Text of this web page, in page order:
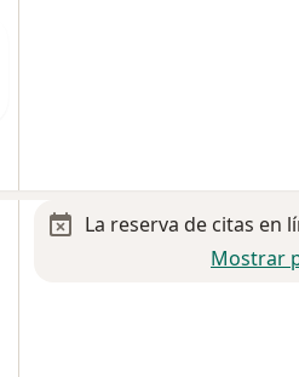
La reserva de citas en
Mostrar